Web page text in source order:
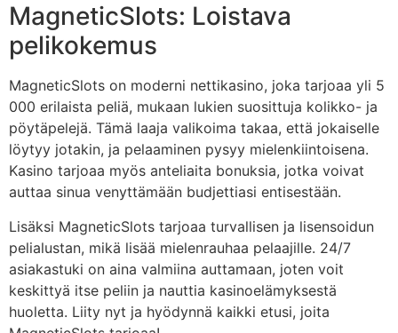
MagneticSlots: Loistava
pelikokemus
MagneticSlots on moderni nettikasino, joka tarjoaa yli 5
000 erilaista peliä, mukaan lukien suosittuja kolikko- ja
pöytäpelejä. Tämä laaja valikoima takaa, että jokaiselle
löytyy jotakin, ja pelaaminen pysyy mielenkiintoisena.
Kasino tarjoaa myös anteliaita bonuksia, jotka voivat
auttaa sinua venyttämään budjettiasi entisestään.
Lisäksi MagneticSlots tarjoaa turvallisen ja lisensoidun
pelialustan, mikä lisää mielenrauhaa pelaajille. 24/7
asiakastuki on aina valmiina auttamaan, joten voit
keskittyä itse peliin ja nauttia kasinoelämyksestä
huoletta. Liity nyt ja hyödynnä kaikki etusi, joita